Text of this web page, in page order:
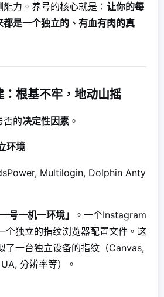
力。养号的核心就是： 让你的每
是一个独立的、有血有肉的真
根基不牢，地动山摇
否的决定性因素 。
环境
Multilogin, Dolphin Anty
一号一机一环境」
。一个Instagram
个独立的指纹浏览器配置文件。这
了一台独立设备的指纹（Canvas,
分辨率等）。